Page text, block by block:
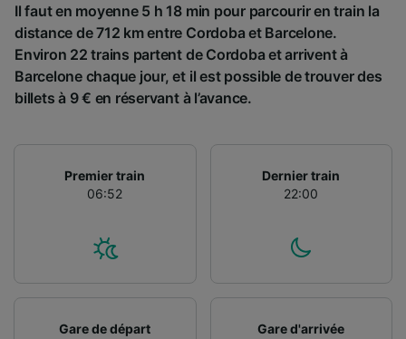
Il faut en moyenne 5 h 18 min pour parcourir en train la
distance de 712 km entre Cordoba et Barcelone.
Environ 22 trains partent de Cordoba et arrivent à
Barcelone chaque jour, et il est possible de trouver des
billets à 9 € en réservant à l’avance.
Premier train
06:52
Dernier train
22:00
Gare de départ
Gare d'arrivée